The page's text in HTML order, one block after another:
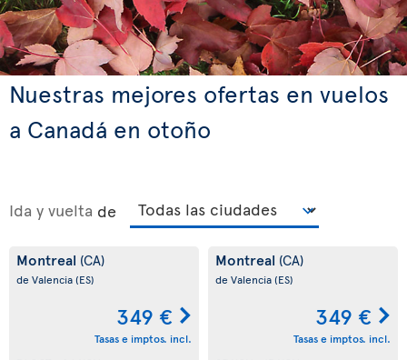
Nuestras mejores ofertas en vuelos
a Canadá en otoño
Ida y vuelta de
Montreal (CA)
de Valencia(ES)
349 €
Tasas e imptos. incl.
Montreal (CA)
de Valencia(ES)
349 €
Tasas e imptos. incl.